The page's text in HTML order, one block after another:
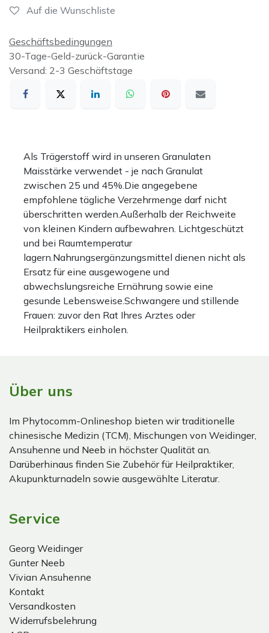
Auf die Wunschliste
Geschäftsbedingungen
30-Tage-Geld-zurück-Garantie
Versand: 2-3 Geschäftstage
Als Trägerstoff wird in unseren Granulaten
Maisstärke verwendet - je nach Granulat
zwischen 25 und 45%.Die angegebene
empfohlene tägliche Verzehrmenge darf nicht
überschritten werden.Außerhalb der Reichweite
von kleinen Kindern aufbewahren. Lichtgeschützt
und bei Raumtemperatur
lagern.Nahrungsergänzungsmittel dienen nicht als
Ersatz für eine ausgewogene und
abwechslungsreiche Ernährung sowie eine
gesunde Lebensweise.Schwangere und stillende
Frauen: zuvor den Rat Ihres Arztes oder
Heilpraktikers einholen.
Über uns
Im Phytocomm-Onlineshop bieten wir traditionelle
chinesische Medizin (TCM), Mischungen von Weidinger,
Ansuhenne und Neeb in höchster Qualität an.
Darüberhinaus finden Sie Zubehör für Heilpraktiker,
Akupunkturnadeln sowie ausgewählte Literatur.
Service
Georg Weidinger
Gunter Neeb
Vivian Ansuhenne
Kontakt
Versandkosten
Widerrufsbelehrung